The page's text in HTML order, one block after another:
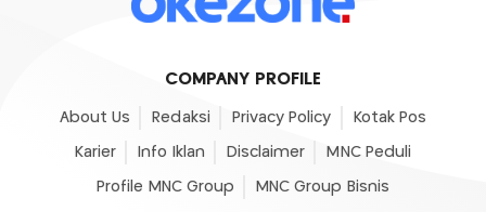
COMPANY PROFILE
About Us Redaksi Privacy Policy Kotak Pos
Karier Info Iklan Disclaimer MNC Peduli
Profile MNC Group MNC Group Bisnis